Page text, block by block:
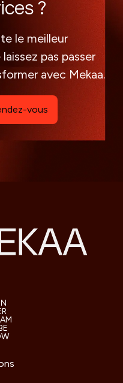
?
le meilleur
pas passer
avec Mekaa.
vous